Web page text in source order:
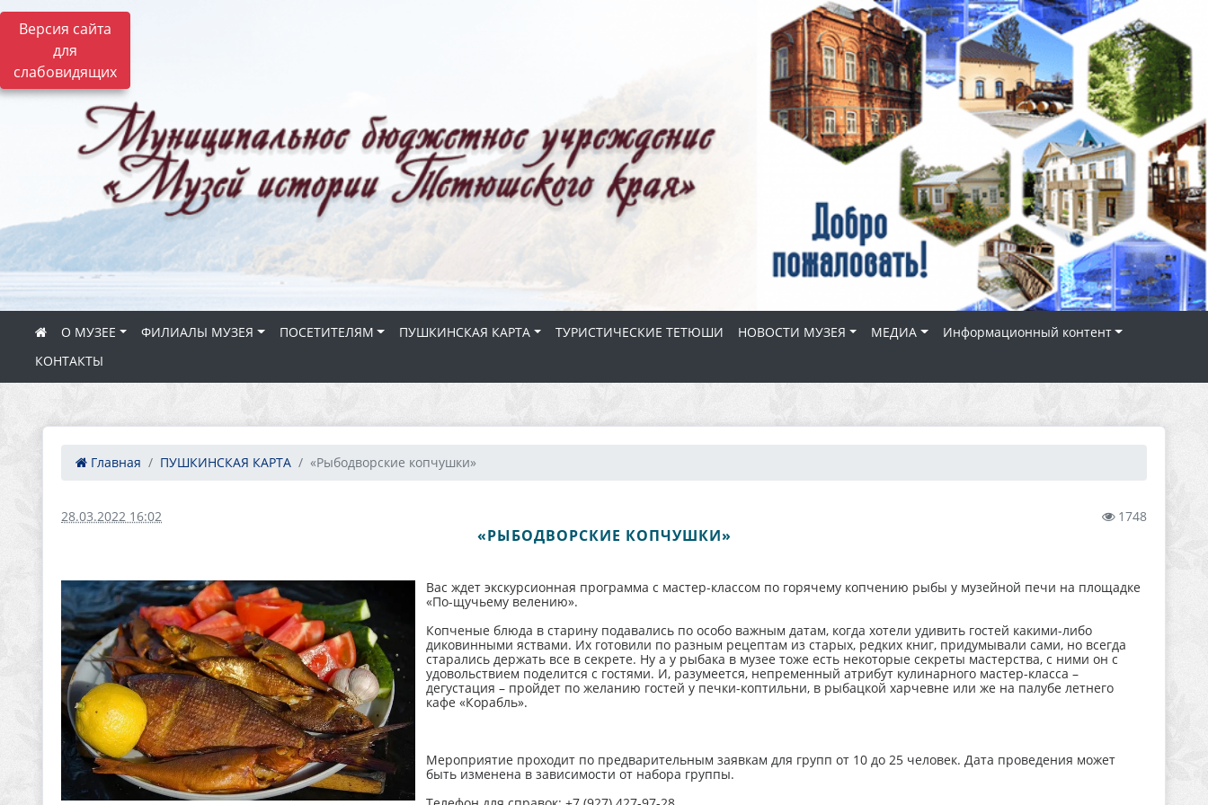
Версия сайта
для
слабовидящих
О МУЗЕЕ ФИЛИАЛЫ МУЗЕЯ ПОСЕТИТЕЛЯМ ПУШКИНСКАЯ КАРТА ТУРИСТИЧЕСКИЕ ТЕТЮШИ НОВОСТИ МУЗЕЯ МЕДИА
Информационный контент
КОНТАКТЫ
Главная ПУШКИНСКАЯ КАРТА «Рыбодворские копчушки»
28.03.2022 16:02 1748
«РЫБОДВОРСКИЕ КОПЧУШКИ»
Вас ждет экскурсионная программа с мастер-классом по горячему копчению рыбы у музейной печи на площадке
«По-щучьему велению».
Копченые блюда в старину подавались по особо важным датам, когда хотели удивить гостей какими-либо
диковинными яствами. Их готовили по разным рецептам из старых, редких книг, придумывали сами, но всегда
старались держать все в секрете. Ну а у рыбака в музее тоже есть некоторые секреты мастерства, с ними он с
удовольствием поделится с гостями. И, разумеется, непременный атрибут кулинарного мастер-класса –
дегустация – пройдет по желанию гостей у печки-коптильни, в рыбацкой харчевне или же на палубе летнего
кафе «Корабль».
Мероприятие проходит по предварительным заявкам для групп от 10 до 25 человек. Дата проведения может
быть изменена в зависимости от набора группы.